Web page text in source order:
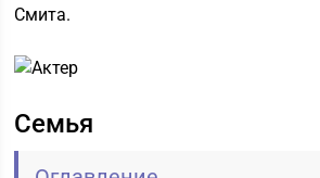
Смита.
Семья